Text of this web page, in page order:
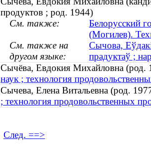
продуктов ; род. 1944)
См. также:
Белорусский
(Могилев).
См. также на
другом языке:
Сычова,
прадуктаў ;
Сычёва, Евдокия Михайловна
наук ; технология
Сычева, Елена Витальевна (род.
; технология продовольственных
След. ==>